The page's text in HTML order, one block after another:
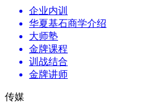
企业内训
华夏基石商学介绍
大师塾
金牌课程
训战结合
金牌讲师
传媒